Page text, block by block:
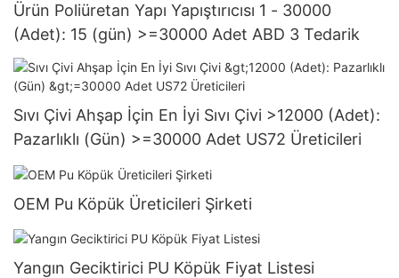
Ürün Poliüretan Yapı Yapıştırıcısı 1 - 30000
(Adet): 15 (gün) >=30000 Adet ABD 3 Tedarik
Sıvı Çivi Ahşap İçin En İyi Sıvı Çivi >12000 (Adet):
Pazarlıklı (Gün) >=30000 Adet US72 Üreticileri
OEM Pu Köpük Üreticileri Şirketi
Yangın Geciktirici PU Köpük Fiyat Listesi